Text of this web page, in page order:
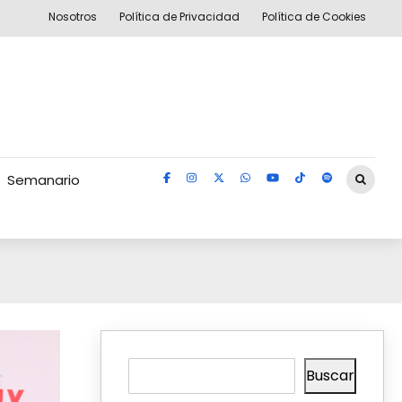
Nosotros Política de Privacidad Política de Cookies
Semanario
Buscar